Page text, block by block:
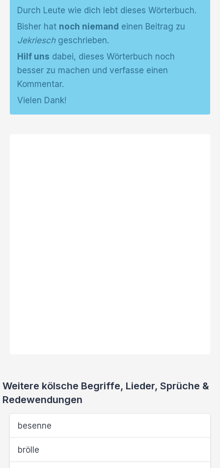
Durch Leute wie dich lebt dieses Wörterbuch.
Bisher hat noch niemand einen Beitrag zu
Jekrieschgeschrieben.
Hilf uns dabei, dieses Wörterbuch noch
besser zu machen und verfasse einen
Kommentar.
Vielen Dank!
Weitere kölsche Begriffe, Lieder, Sprüche &
Redewendungen
besenne
brölle